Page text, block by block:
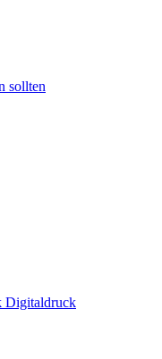
sollten
Digitaldruck